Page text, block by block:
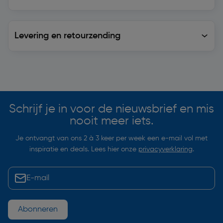
Levering en retourzending
Schrijf je in voor de nieuwsbrief en mis
nooit meer iets.
Je ontvangt van ons 2 à 3 keer per week een e-mail vol met
inspiratie en deals. Lees hier onze privacyverklaring.
Abonneren